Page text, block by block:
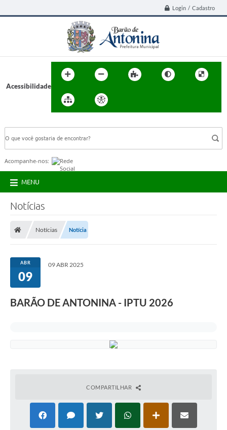
Login / Cadastro
Acessibilidade
Acompanhe-nos:
MENU
Notícias
Notícias Notícia
ABR
09
09 ABR 2025
BARÃO DE ANTONINA - IPTU 2026
COMPARTILHAR